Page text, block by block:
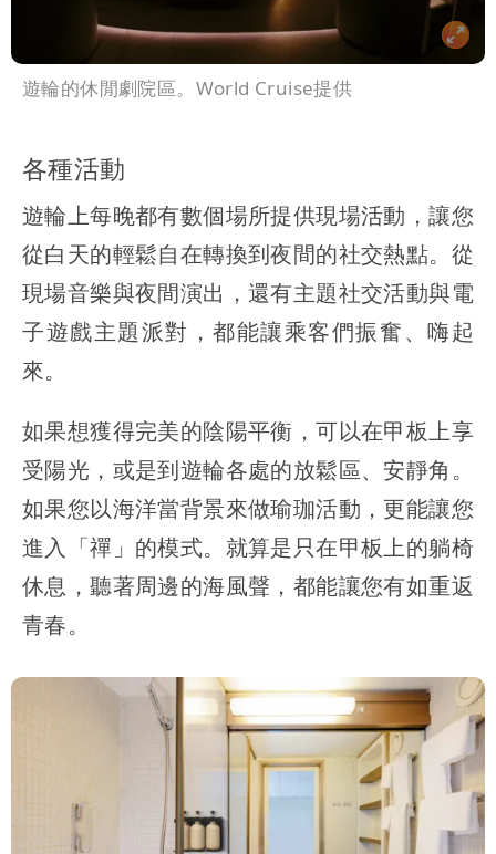
遊輪的休閒劇院區。World Cruise提供
各種活動
遊輪上每晚都有數個場所提供現場活動，讓您
從白天的輕鬆自在轉換到夜間的社交熱點。從
現場音樂與夜間演出，還有主題社交活動與電
子遊戲主題派對，都能讓乘客們振奮、嗨起
來。
如果想獲得完美的陰陽平衡，可以在甲板上享
受陽光，或是到遊輪各處的放鬆區、安靜角。
如果您以海洋當背景來做瑜珈活動，更能讓您
進入「禪」的模式。就算是只在甲板上的躺椅
休息，聽著周邊的海風聲，都能讓您有如重返
青春。